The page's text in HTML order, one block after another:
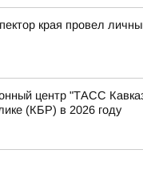
края провел
центр "ТАСС
(КБР) в 2026 году